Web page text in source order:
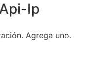
Ip
Agrega uno.